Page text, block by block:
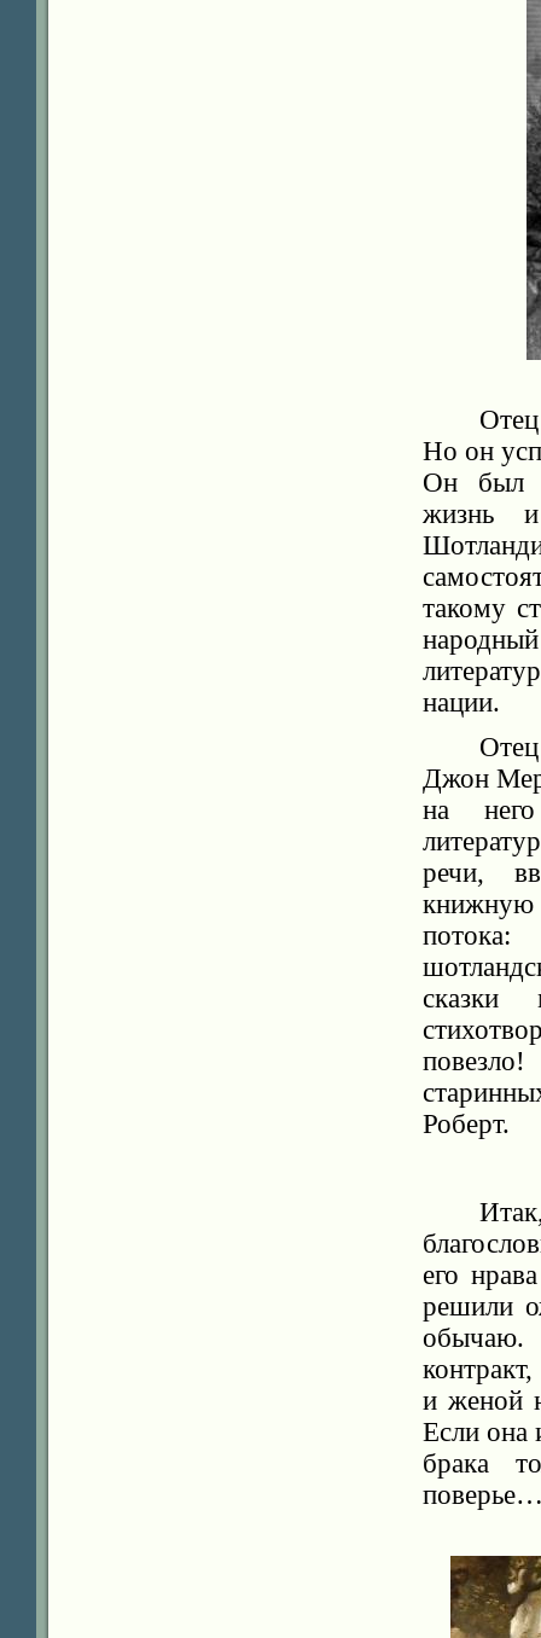
Но он
Он был
жизнь
такому
нации.
Джон
на
речи,
книжную
потока:
сказки
Роберт.
его
решили
обычаю.
и женой
Если она
брака